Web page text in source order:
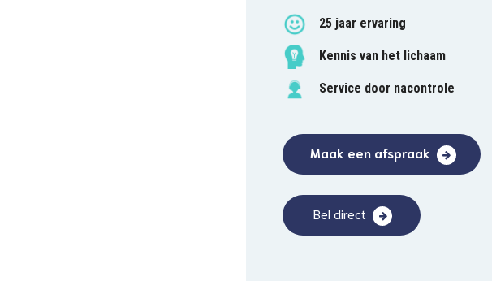
25 jaar ervaring
Kennis van het lichaam
Service door nacontrole
Maak een afspraak
Bel direct